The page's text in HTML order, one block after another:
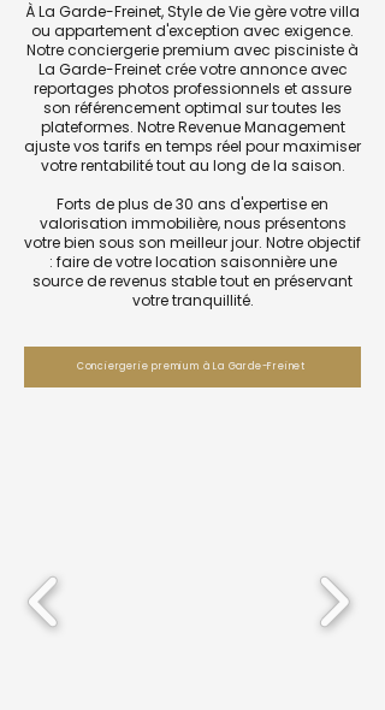
À La Garde-Freinet, Style de Vie gère votre villa
ou appartement d'exception avec exigence.
Notre conciergerie premium avec pisciniste à
La Garde-Freinet crée votre annonce avec
reportages photos professionnels et assure
son référencement optimal sur toutes les
plateformes. Notre Revenue Management
ajuste vos tarifs en temps réel pour maximiser
votre rentabilité tout au long de la saison.
Forts de plus de 30 ans d'expertise en
valorisation immobilière, nous présentons
votre bien sous son meilleur jour. Notre objectif
: faire de votre location saisonnière une
source de revenus stable tout en préservant
votre tranquillité.
Conciergerie premium à La Garde-Freinet